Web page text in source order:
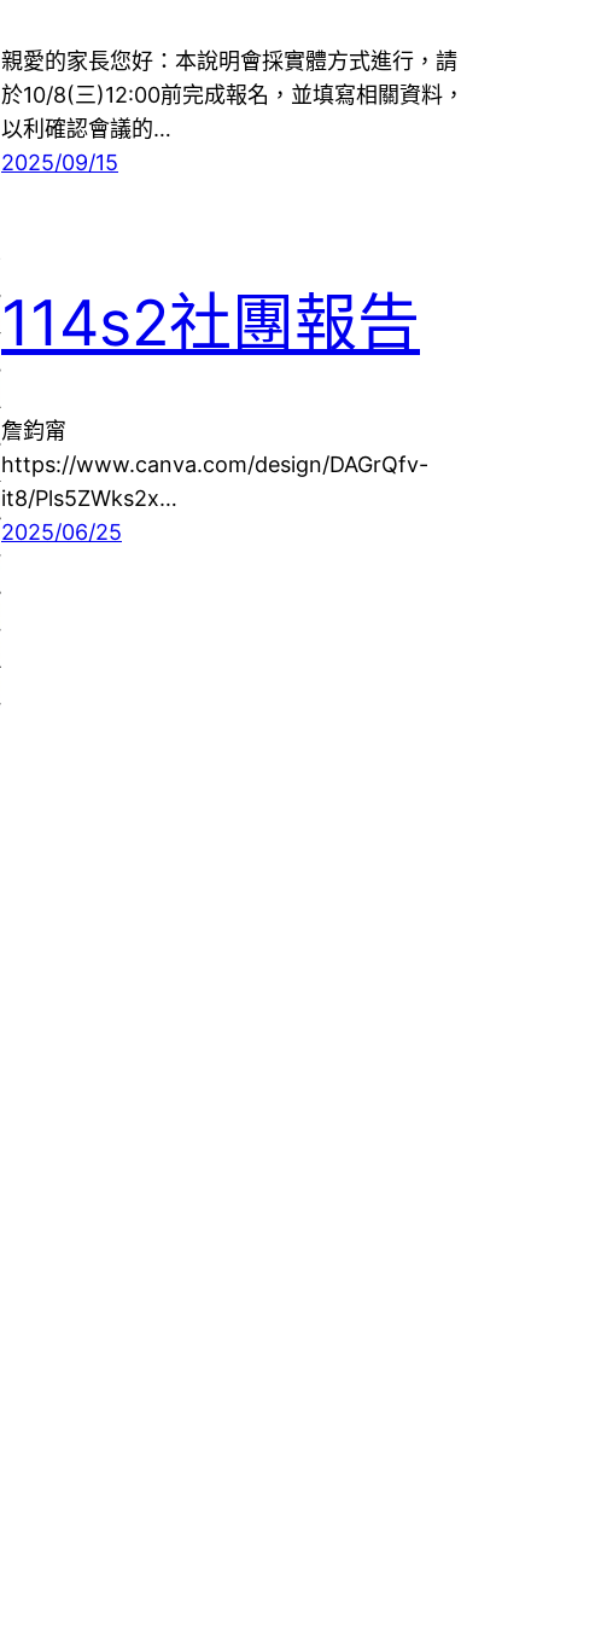
親愛的家長您好：本說明會採實體方式進行，請
於10/8(三)12:00前完成報名，並填寫相關資料，
以利確認會議的…
2025/09/15
114s2社團報告
詹鈞甯
https://www.canva.com/design/DAGrQfv-
it8/Pls5ZWks2x…
2025/06/25